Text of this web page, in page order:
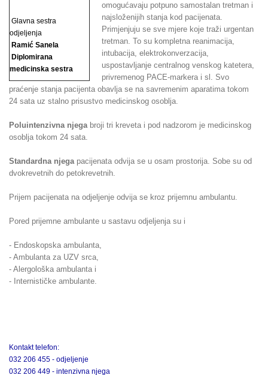
Glavna sestra
odjeljenja
Ramić Sanela
Diplomirana
medicinska sestra
omogućavaju potpuno samostalan tretman i
najsloženijih stanja kod pacijenata.
Primjenjuju se sve mjere koje traži urgentan
tretman. To su kompletna reanimacija,
intubacija, elektrokonverzacija,
uspostavljanje centralnog venskog katetera,
privremenog PACE-markera i sl. Svo
praćenje stanja pacijenta obavlja se na savremenim aparatima tokom
24 sata uz stalno prisustvo medicinskog osoblja.
Poluintenzivna njegabroji tri kreveta i pod nadzorom je medicinskog
osoblja tokom 24 sata.
Standardna njegapacijenata odvija se u osam prostorija. Sobe su od
dvokrevetnih do petokrevetnih.
Prijem pacijenata na odjeljenje odvija se kroz prijemnu ambulantu.
Pored prijemne ambulante u sastavu odjeljenja su i
- Endoskopska ambulanta,
- Ambulanta za UZV srca,
- Alergološka ambulanta i
- Internističke ambulante.
Kontakt telefon:
032 206 455 - odjeljenje
032 206 449 - intenzivna njega